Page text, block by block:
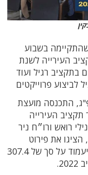
בשבוע
העירייה לשנת
מיליון שקלים בתקציב רגיל ועוד
לביצוע פרוייקטים
תשפ"ג, התכנסה מועצת
תקציב העירייה
נילי רואש ורו״ח ניר
את פירוט
תקציב העירייה לשנת 2023 אשר יעמוד על סך של 307.4